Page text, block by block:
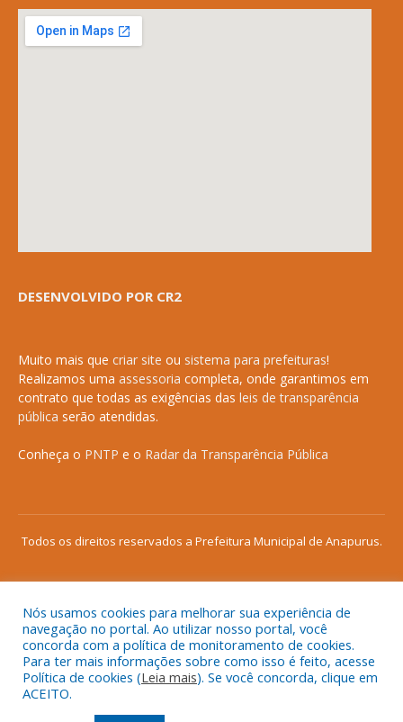
DESENVOLVIDO POR CR2
Muito mais que criar site ou sistema para prefeituras!
Realizamos uma assessoria completa, onde garantimos em
contrato que todas as exigências das leis de transparência
pública serão atendidas.
Conheça o PNTP e o Radar da Transparência Pública
Todos os direitos reservados a Prefeitura Municipal de Anapurus.
Mapa do Site
Acessar Área Administrativa
Acessar o Webmail
Nós usamos cookies para melhorar sua experiência de
navegação no portal. Ao utilizar nosso portal, você
concorda com a política de monitoramento de cookies.
Para ter mais informações sobre como isso é feito, acesse
Política de cookies (Leia mais). Se você concorda, clique em
ACEITO.